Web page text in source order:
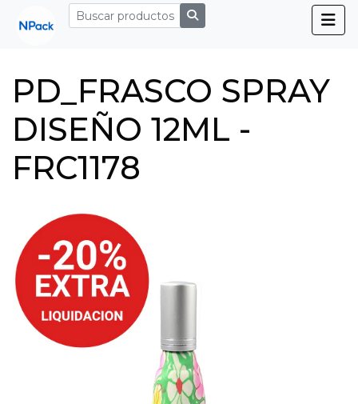
PD_FRASCO SPRAY
DISEÑO 12ML -
FRC1178